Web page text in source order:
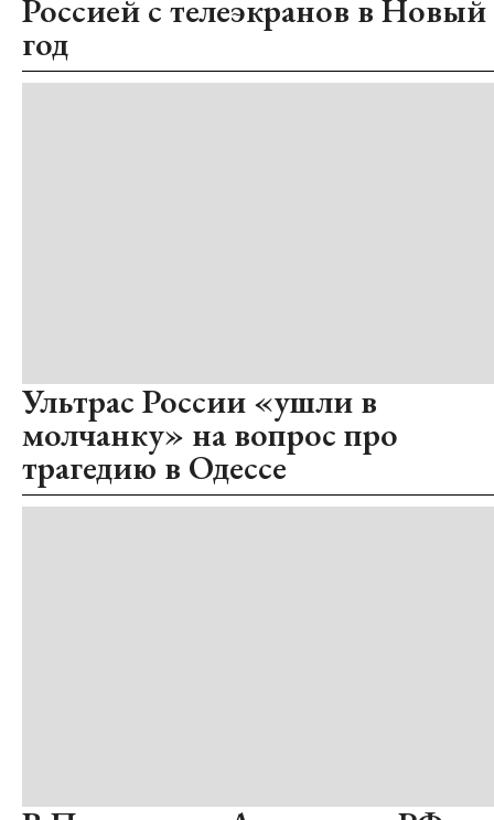
Россией с телеэкранов в Новый
год
Ультрас России «ушли в
молчанку» на вопрос про
трагедию в Одессе